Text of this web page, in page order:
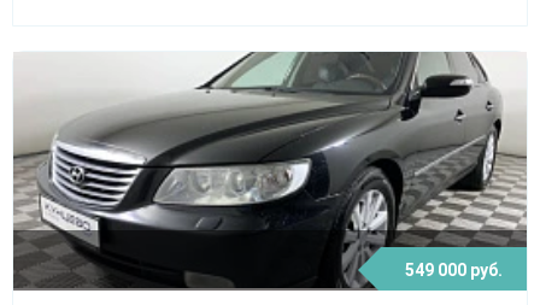
549 000 руб.